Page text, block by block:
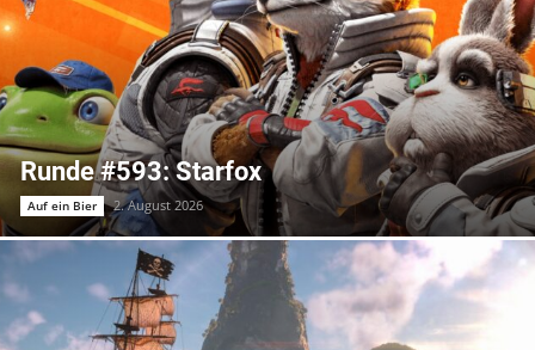
Runde #593: Starfox
Auf ein Bier 2. August 2026